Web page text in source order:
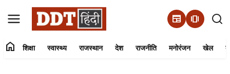
newspaper amp_stories
home शिक्षा स्वास्थ्य राजस्थान देश राजनीति मनोरंजन खेल